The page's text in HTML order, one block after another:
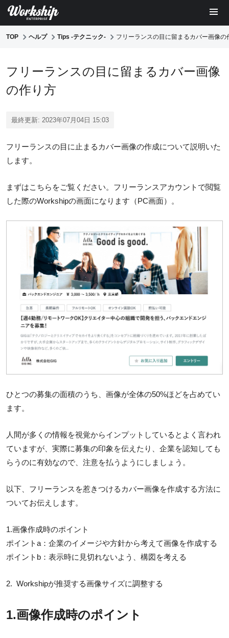
TOP ヘルプ Tips -テクニック- フリーランスの目に留まるカバー画像の
フリーランスの目に留まるカバー画像
の作り方
最終更新: 2023年07月04日 15:03
フリーランスの目に止まるカバー画像の作成について説明いた
します。
まずはこちらをご覧ください。フリーランスアカウントで閲覧
した際のWorkshipの画面になります（PC画面）。
ひとつの募集の面積のうち、画像が全体の50%ほどを占めてい
ます。
人間が多くの情報を視覚からインプットしているとよく言われ
ていますが、実際に募集の印象を伝えたり、企業を認知しても
らうのに有効なので、注意を払うようにしましょう。
以下、フリーランスを惹きつけるカバー画像を作成する方法に
ついてお伝えします。
1.画像作成時のポイント
ポイントa：企業のイメージや方針から考えて画像を作成する
ポイントb：表示時に見切れないよう、構図を考える
2. Workshipが推奨する画像サイズに調整する
1.画像作成時のポイント